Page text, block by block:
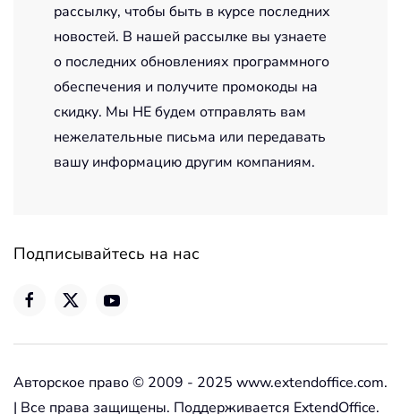
рассылку, чтобы быть в курсе последних
новостей. В нашей рассылке вы узнаете
о последних обновлениях программного
обеспечения и получите промокоды на
скидку. Мы НЕ будем отправлять вам
нежелательные письма или передавать
вашу информацию другим компаниям.
Подписывайтесь на нас
Авторское право © 2009 - 2025 www.extendoffice.com.
| Все права защищены. Поддерживается ExtendOffice.